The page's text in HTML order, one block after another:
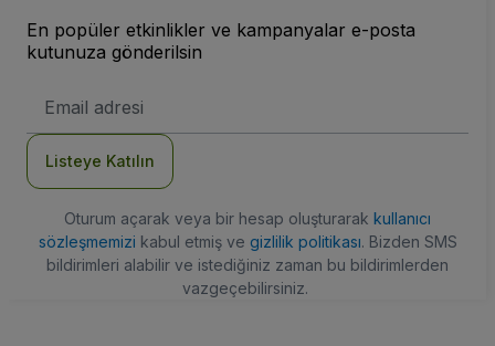
En popüler etkinlikler ve kampanyalar e-posta
kutunuza gönderilsin
posta
Listeye Katılın
Oturum açarak veya bir hesap oluşturarak kullanıcı
sözleşmemizi kabul etmiş ve gizlilik politikası. Bizden SMS
bildirimleri alabilir ve istediğiniz zaman bu bildirimlerden
vazgeçebilirsiniz.